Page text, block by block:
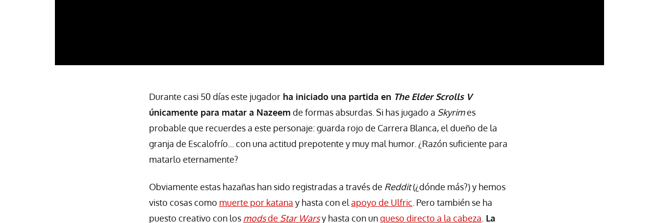
Durante casi 50 días este jugador ha iniciado una partida en The Elder Scrolls V
únicamente para matar a Nazeem de formas absurdas. Si has jugado a Skyrimes
probable que recuerdes a este personaje: guarda rojo de Carrera Blanca, el dueño de la
granja de Escalofrío... con una actitud prepotente y muy mal humor. ¿Razón suficiente para
matarlo eternamente?
Obviamente estas hazañas han sido registradas a través de Reddit(¿dónde más?) y hemos
visto cosas como muerte por katana y hasta con el apoyo de Ulfric . Pero también se ha
puesto creativo con los modsde Star Warsy hasta con unqueso directo a la cabeza La